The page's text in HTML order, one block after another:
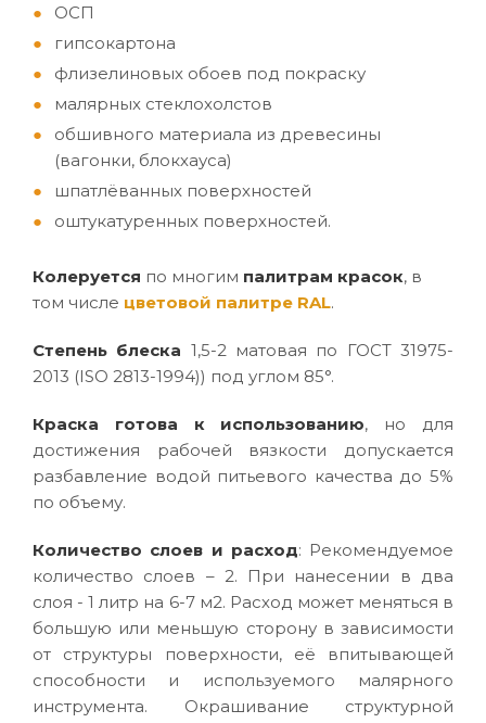
ОСП
гипсокартона
флизелиновых обоев под покраску
малярных стеклохолстов
обшивного материала из древесины
(вагонки, блокхауса)
шпатлёванных поверхностей
оштукатуренных поверхностей.
Колеруется по многим палитрам красок, в
том числе цветовой палитре RAL.
Степень блеска 1,5-2 матовая по ГОСТ 31975-
2013 (ISO 2813-1994)) под углом 85°.
Краска готова к использованию, но для
достижения рабочей вязкости допускается
разбавление водой питьевого качества до 5%
по объему.
Количество слоев и расход: Рекомендуемое
количество слоев – 2. При нанесении в два
слоя - 1 литр на 6-7 м2. Расход может меняться в
большую или меньшую сторону в зависимости
от структуры поверхности, её впитывающей
способности и используемого малярного
инструмента. Окрашивание структурной